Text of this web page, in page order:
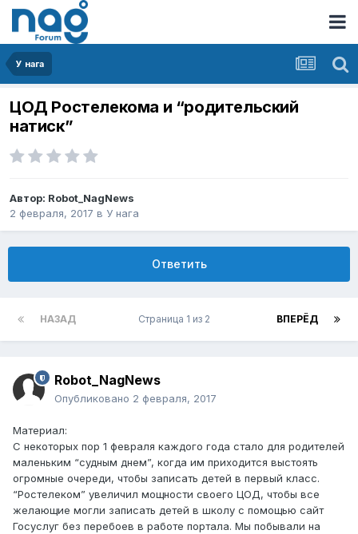
У нага
ЦОД Ростелекома и “родительский
натиск”
Автор: Robot_NagNews
2 февраля, 2017 в У нага
Ответить
НАЗАД ВПЕРЁД
Страница 1 из 2
Robot_NagNews
Опубликовано 2 февраля, 2017
Материал:
С некоторых пор 1 февраля каждого года стало для родителей
маленьким “судным днем”, когда им приходится выстоять
огромные очереди, чтобы записать детей в первый класс.
“Ростелеком” увеличил мощности своего ЦОД, чтобы все
желающие могли записать детей в школу с помощью сайт
Госуслуг без перебоев в работе портала. Мы побывали на